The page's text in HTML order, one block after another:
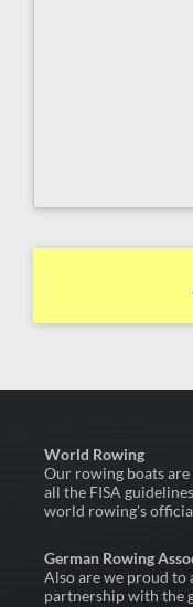
World Rowing
Our rowing boats
all the FISA
world rowing's
German Rowing
Also are we proud to
partnership with the